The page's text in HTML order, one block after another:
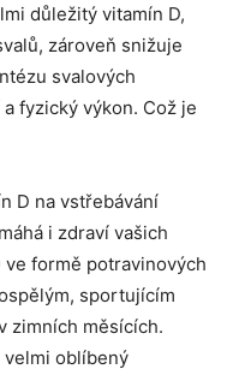
důležitý vitamín D,
zároveň snižuje
svalových
fyzický výkon. Což je
D na vstřebávání
i zdraví vašich
ve formě potravinových
sportujícím
zimních měsících.
oblíbený